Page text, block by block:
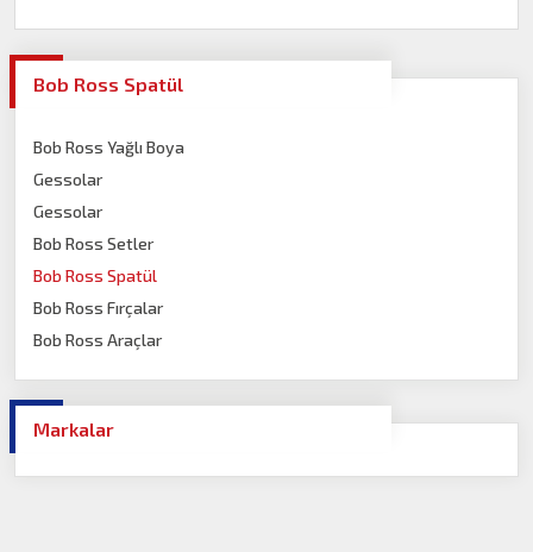
Bob Ross Spatül
Bob Ross Yağlı Boya
Gessolar
Gessolar
Bob Ross Setler
Bob Ross Spatül
Bob Ross Fırçalar
Bob Ross Araçlar
Markalar